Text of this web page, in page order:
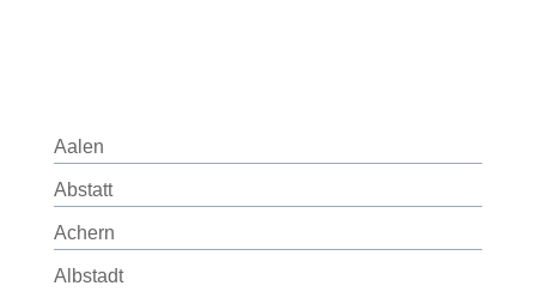
Aalen
Abstatt
Achern
Albstadt